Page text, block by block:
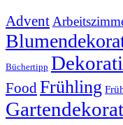
Advent
Büchertipp
FoodFrühling